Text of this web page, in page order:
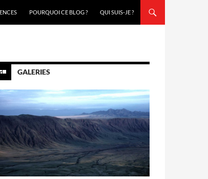
POURQUOI CE BLOG ? QUI SUIS-JE ?
GALERIES